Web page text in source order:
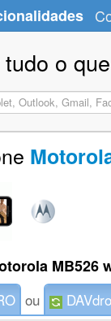
o
MB526
ou